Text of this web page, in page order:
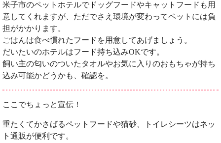
米子市のペットホテルでドッグフードやキャットフードも用
意してくれますが、ただでさえ環境が変わってペットには負
担がかかります。
ごはんは食べ慣れたフードを用意してあげましょう。
だいたいのホテルはフード持ち込みOKです。
飼い主の匂いのついたタオルやお気に入りのおもちゃが持ち
込み可能かどうかも、確認を。
ここでちょっと宣伝！
重たくてかさばるペットフードや猫砂、トイレシーツはネッ
ト通販が便利です。